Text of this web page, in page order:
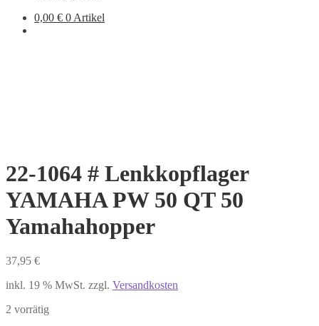
0,00 € 0 Artikel
22-1064 # Lenkkopflager
YAMAHA PW 50 QT 50
Yamahahopper
37,95 €
inkl. 19 % MwSt. zzgl. Versandkosten
2 vorrätig